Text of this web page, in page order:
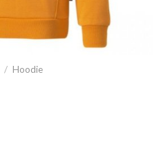
/ Hoodie